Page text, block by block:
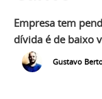
Empresa tem
dívida é de baixo
Gustavo